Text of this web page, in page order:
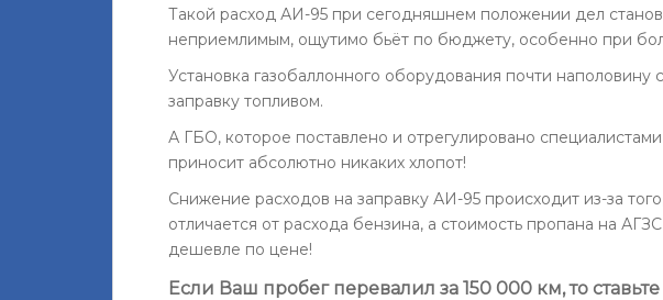
Такой расход АИ-95 при сегодняшнем положении дел
неприемлимым, ощутимо бьёт по бюджету, особенно при
Установка газобаллонного оборудования почти наполовину
заправку топливом.
А ГБО, которое поставлено и отрегулировано
приносит абсолютно никаких хлопот!
Снижение расходов на заправку АИ-95 происходит из-за
отличается от расхода бензина, а стоимость пропана на
дешевле по цене!
Если Ваш пробег перевалил за 150 000 км, то